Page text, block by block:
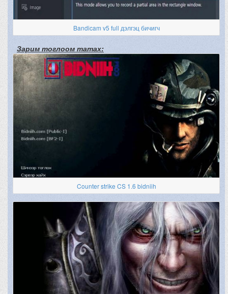
Bandicam v5 full дэлгэц бичигч
Зарим тоглоом татах:
Counter strike CS 1.6 bidniih